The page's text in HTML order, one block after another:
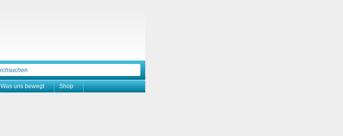
Was uns bewegt Shop